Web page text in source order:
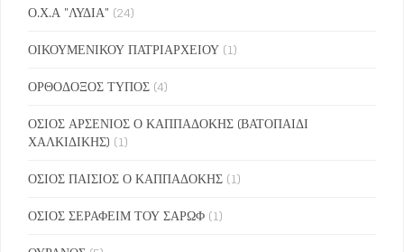
Ο.Χ.Α "ΛΥΔΙΑ" (24)
ΟΙΚΟΥΜΕΝΙΚΟΥ ΠΑΤΡΙΑΡΧΕΙΟΥ (1)
ΟΡΘΟΔΟΞΟΣ ΤΥΠΟΣ (4)
ΟΣΙΟΣ ΑΡΣΕΝΙΟΣ Ο ΚΑΠΠΑΔΟΚΗΣ (ΒΑΤΟΠΑΙΔΙ
ΧΑΛΚΙΔΙΚΗΣ) (1)
ΟΣΙΟΣ ΠΑΙΣΙΟΣ Ο ΚΑΠΠΑΔΟΚΗΣ (1)
ΟΣΙΟΣ ΣΕΡΑΦΕΙΜ ΤΟΥ ΣΑΡΩΦ (1)